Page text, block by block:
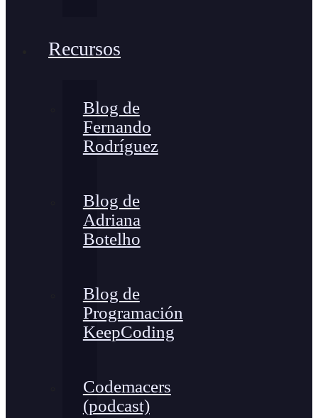
Recursos
Blog de
Fernando
Rodríguez
Blog de
Adriana
Botelho
Blog de
Programación
KeepCoding
Codemacers
(podcast)